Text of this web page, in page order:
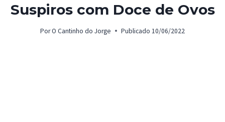
Suspiros com Doce de Ovos
PorO Cantinho do Jorge Publicado 10/06/2022